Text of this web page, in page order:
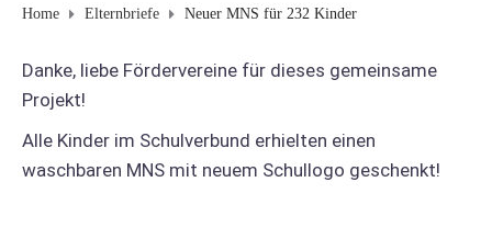
Home Elternbriefe Neuer MNS für 232 Kinder
Danke, liebe Fördervereine für dieses gemeinsame
Projekt!
Alle Kinder im Schulverbund erhielten einen
waschbaren MNS mit neuem Schullogo geschenkt!